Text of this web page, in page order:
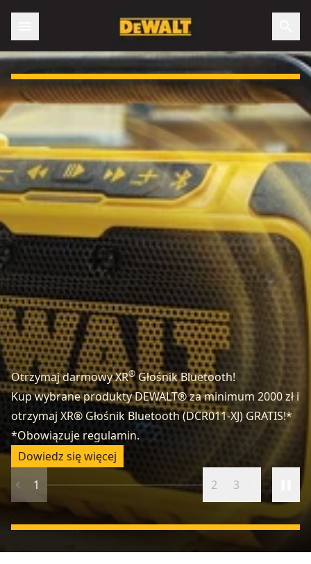
Slide 1 of 3: Otrzymaj darmowy XR® Głośnik Bluetooth!
Otrzymaj darmowy XR®Głośnik Bluetooth!
Kup wybrane produkty DEWALT® za minimum 2000 zł i
otrzymaj XR® Głośnik Bluetooth (DCR011-XJ) GRATIS!*
*Obowiązuje regulamin.
Dowiedz się więcej
1
2 3